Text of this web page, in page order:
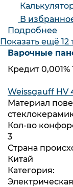
В
Подробнее
Показать ещё 12
Варочные
Кредит 0,001%
Weissgauff HV
Материал
Кол-во
3
Страна
Китай
Категория: